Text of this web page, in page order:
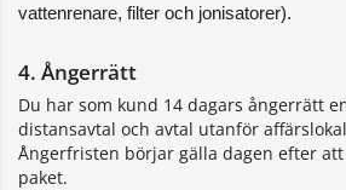
vattenrenare, filter och jonisatorer).
4. Ångerrätt
Du har som kund 14 dagars ångerrätt
distansavtal och avtal utanför
Ångerfristen börjar gälla dagen efter
paket.